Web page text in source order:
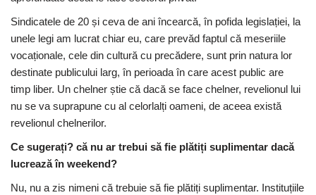
Sindicatele de 20 și ceva de ani încearcă, în pofida legislației, la
unele legi am lucrat chiar eu, care prevăd faptul că meseriile
vocaționale, cele din cultură cu precădere, sunt prin natura lor
destinate publicului larg, în perioada în care acest public are
timp liber. Un chelner știe că dacă se face chelner, revelionul lui
nu se va suprapune cu al celorlalți oameni, de aceea există
revelionul chelnerilor.
Ce sugerați? că nu ar trebui să fie plătiți suplimentar dacă
lucrează în weekend?
Nu, nu a zis nimeni că trebuie să fie plătiți suplimentar. Instituțiile